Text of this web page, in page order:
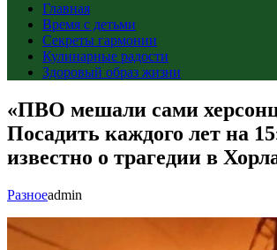
Главная
Время с детьми
Секреты гармонии
Кулинарные радости
Здоровый образ жизни
«ПВО мешали сами
Посадить каждого лет на
известно о трагедии в
Разноеadmin